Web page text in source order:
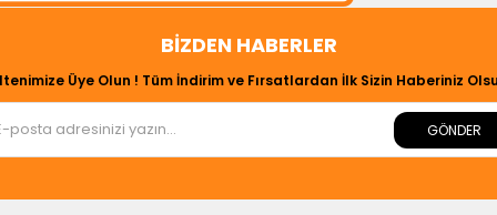
BIZDEN HABERLER
Üye Olun ! Tüm İndirim ve Fırsatlardan İlk Sizin Haberiniz
GÖNDER